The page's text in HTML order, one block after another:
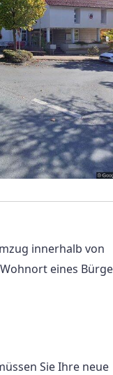
innerhalb von
eines
Sie Ihre neue